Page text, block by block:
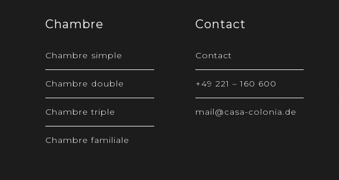
Chambre
Chambre simple
Chambre double
Chambre triple
Chambre familiale
Contact
Contact
+49 221 – 160 600
mail@casa-colonia.de